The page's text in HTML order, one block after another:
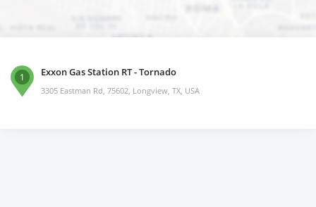
1 Exxon Gas Station RT - Tornado
3305 Eastman Rd, 75602, Longview, TX, USA